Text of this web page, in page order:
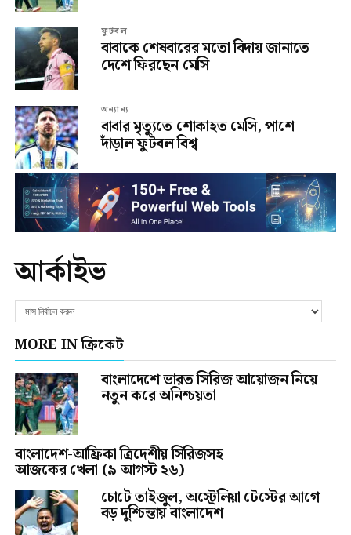
ফুটবল
বাবাকে শেষবারের মতো বিদায় জানাতে
দেশে ফিরছেন মেসি
অন্যান্য
বাবার মৃত্যুতে শোকাহত মেসি, পাশে
দাঁড়াল ফুটবল বিশ্ব
আর্কাইভ
MORE IN ক্রিকেট
বাংলাদেশে ভারত সিরিজ আয়োজন নিয়ে
নতুন করে অনিশ্চয়তা
বাংলাদেশ-আফ্রিকা ত্রিদেশীয় সিরিজসহ
আজকের খেলা (৯ আগস্ট ২৬)
চোটে তাইজুল, অস্ট্রেলিয়া টেস্টের আগে
বড় দুশ্চিন্তায় বাংলাদেশ